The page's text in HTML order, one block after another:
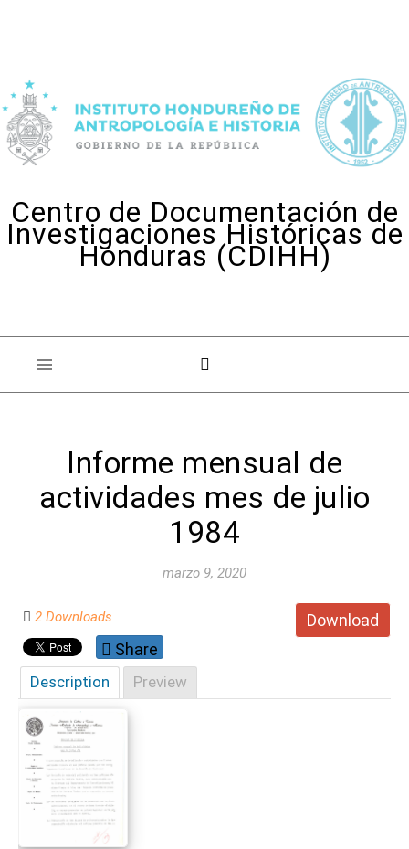
Centro de Documentación de
Investigaciones Históricas de
Honduras (CDIHH)
Informe mensual de
actividades mes de julio
1984
marzo 9, 2020
Download
2 Downloads
Share
Description Preview